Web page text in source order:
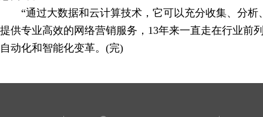
“通过大数据和云计算技术，它可以充分收集、分析
提供专业高效的网络营销服务，13年来一直走在行业前
自动化和智能化变革。(完)